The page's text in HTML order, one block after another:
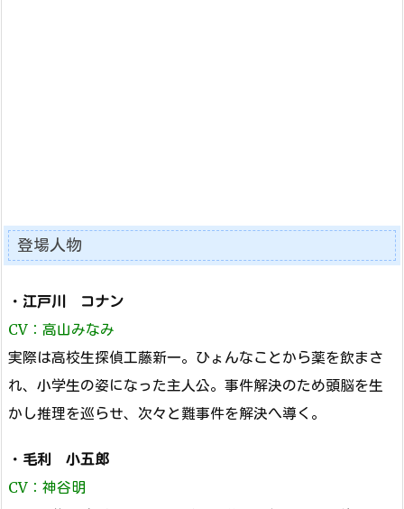
登場人物
・ 江戸川 コナン
CV：高山みなみ
実際は高校生探偵工藤新一。ひょんなことから薬を飲まさ
れ、小学生の姿になった主人公。事件解決のため頭脳を生
かし推理を巡らせ、次々と難事件を解決へ導く。
・ 毛利 小五郎
CV：神谷明